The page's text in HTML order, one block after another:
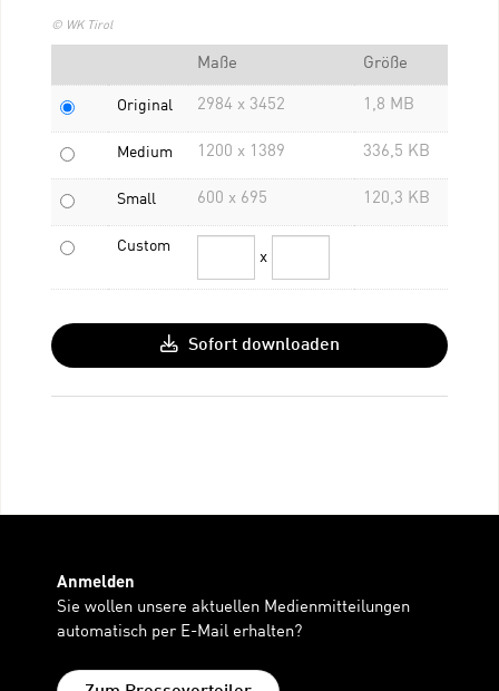
© WK Tirol
Maße Größe
Original 2984 x 3452 1,8 MB
Medium 1200 x 1389 336,5 KB
Small 600 x 695 120,3 KB
Custom
x
Sofort downloaden
Anmelden
Sie wollen unsere aktuellen Medienmitteilungen
automatisch per E-Mail erhalten?